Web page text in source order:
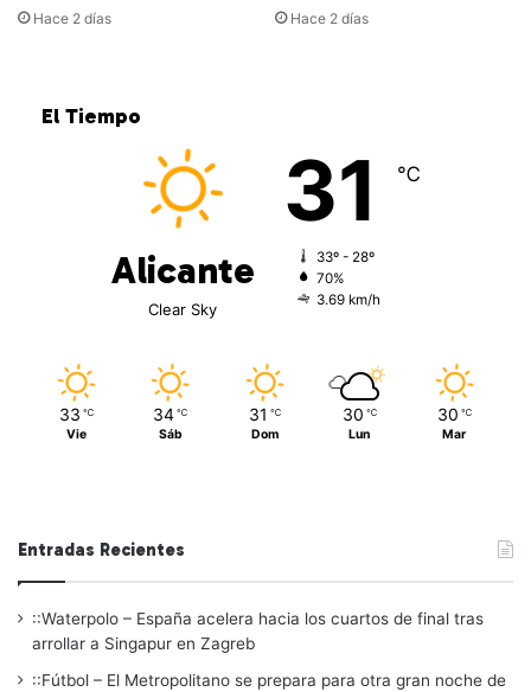
Hace 2 días Hace 2 días
El Tiempo
Alicante
Clear Sky
31 ℃
33º - 28º
70%
3.69 km/h
33 ℃
Vie
34 ℃
Sáb
31 ℃
Dom
30 ℃
Lun
30 ℃
Mar
Entradas Recientes
::Waterpolo – España acelera hacia los cuartos de final tras
arrollar a Singapur en Zagreb
::Fútbol – El Metropolitano se prepara para otra gran noche de